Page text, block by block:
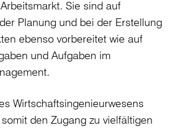
Sie sind auf
Planung und bei der Erstellung
ebenso vorbereitet wie auf
und Aufgaben im
Wirtschaftsingenieurwesens
den Zugang zu vielfältigen